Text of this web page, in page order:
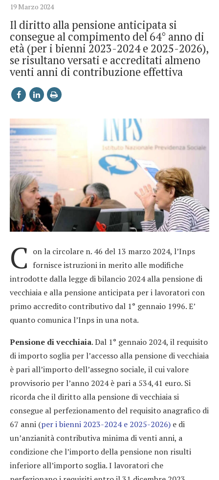
19 Marzo 2024
Il diritto alla pensione anticipata si
consegue al compimento del 64° anno di
età (per i bienni 2023-2024 e 2025-2026),
se risultano versati e accreditati almeno
venti anni di contribuzione effettiva
C on la circolare n. 46 del 13 marzo 2024, l’Inps
fornisce istruzioni in merito alle modifiche
introdotte dalla legge di bilancio 2024 alla pensione di
vecchiaia e alla pensione anticipata per i lavoratori con
primo accredito contributivo dal 1° gennaio 1996. E’
quanto comunica l’Inps in una nota.
Pensione di vecchiaia. Dal 1° gennaio 2024, il requisito
di importo soglia per l’accesso alla pensione di vecchiaia
è pari all’importo dell’assegno sociale, il cui valore
provvisorio per l’anno 2024 è pari a 534,41 euro. Si
ricorda che il diritto alla pensione di vecchiaia si
consegue al perfezionamento del requisito anagrafico di
67 anni (per i bienni 2023-2024 e 2025-2026) e di
un’anzianità contributiva minima di venti anni, a
condizione che l’importo della pensione non risulti
inferiore all’importo soglia. I lavoratori che